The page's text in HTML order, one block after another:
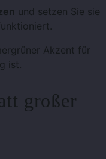
und setzen Sie sie
Akzent für
ist.
großer